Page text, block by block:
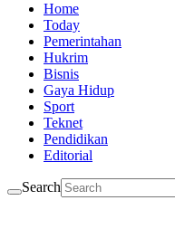
Home
Today
Pemerintahan
Hukrim
Bisnis
Gaya Hidup
Sport
Teknet
Pendidikan
Editorial
Search